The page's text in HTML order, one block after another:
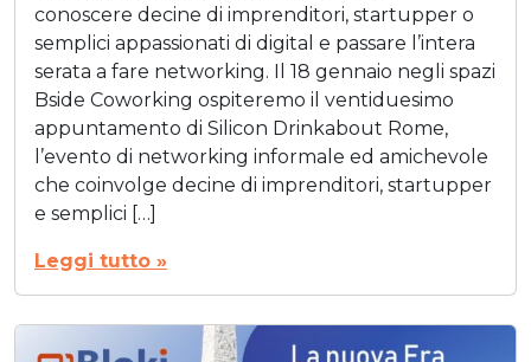
conoscere decine di imprenditori, startupper o
semplici appassionati di digital e passare l’intera
serata a fare networking. Il 18 gennaio negli spazi
Bside Coworking ospiteremo il ventiduesimo
appuntamento di Silicon Drinkabout Rome,
l’evento di networking informale ed amichevole
che coinvolge decine di imprenditori, startupper
e semplici […]
Leggi tutto »